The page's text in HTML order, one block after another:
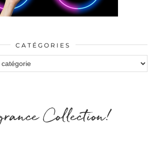
CATÉGORIES
Collection!